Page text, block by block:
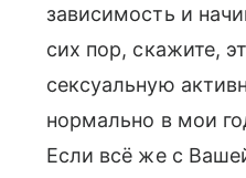
зависимость и
сих пор, скажите,
сексуальную
нормально в мои
Если всё же с